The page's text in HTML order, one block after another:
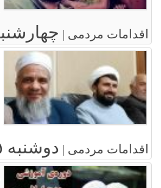
اقدامات مردمی | چهارشنبه ۵ شهریور
اقدامات مردمی | دوشنبه ۵ اسفند ۱۳۹۸